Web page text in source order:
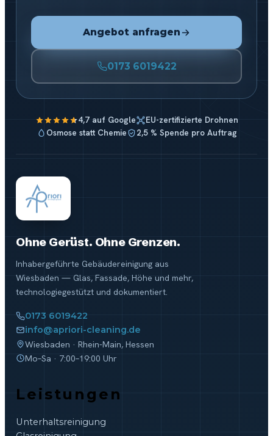
Angebot anfragen
0173 6019422
4,7 auf Google
EU-zertifizierte Drohnen
Osmose statt Chemie
2,5 % Spende pro Auftrag
Ohne Gerüst. Ohne Grenzen.
Inhabergeführte Gebäudereinigung aus
Wiesbaden — Glas, Fassade, Höhe und mehr,
technologiegestützt und dokumentiert.
0173 6019422
info@apriori-cleaning.de
Wiesbaden · Rhein-Main, Hessen
Mo–Sa · 7:00–19:00 Uhr
Leistungen
Unterhaltsreinigung